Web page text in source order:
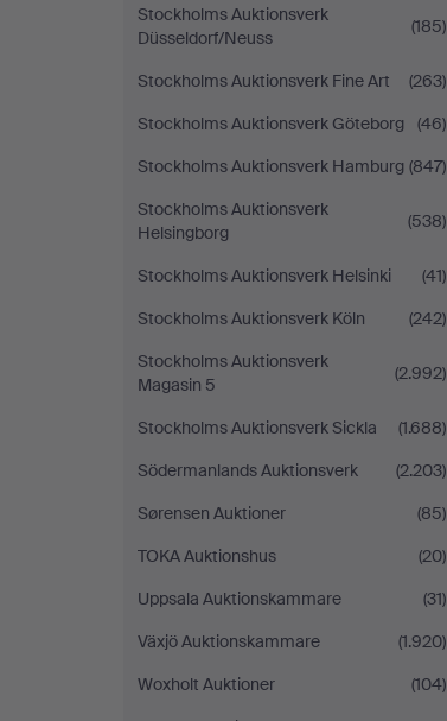
Stockholms Auktionsverk
Düsseldorf/Neuss
(185)
Stockholms Auktionsverk Fine Art
(263)
Stockholms Auktionsverk Göteborg
(46)
Stockholms Auktionsverk Hamburg (847)
Stockholms Auktionsverk
Helsingborg
(538)
Stockholms Auktionsverk Helsinki
(41)
Stockholms Auktionsverk Köln
(242)
Stockholms Auktionsverk
Magasin 5
(2.992)
Stockholms Auktionsverk Sickla
(1.688)
Södermanlands Auktionsverk
(2.203)
Sørensen Auktioner
(85)
TOKA Auktionshus
(20)
Uppsala Auktionskammare
(31)
Växjö Auktionskammare
(1.920)
Woxholt Auktioner
(104)